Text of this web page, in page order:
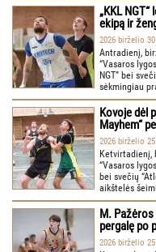
„KKL NGT“
ekipą ir
2026 birželio
Antradienį,
“Vasaros
NGT” bei
sėkmingiau
Kovoje dėl
Mayhem“
2026 birželio
Ketvirtadienį,
“Vasaros
bei svečių
aikštelės
M. Pažėros
pergalę po
2026 birželio